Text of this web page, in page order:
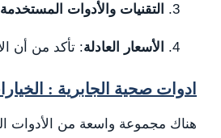
التقنيات والأدوات المستخدمة
الأسعار العادلة: تأكد من أن
ادوات صحية الجابرية :
هناك مجموعة واسعة من الأدوات